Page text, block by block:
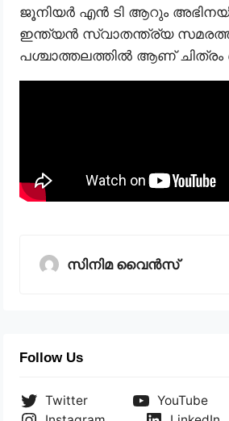
ജൂനിയർ എൻ ടി ആറും
ഇന്ത്യൻ സ്വാതന്ത്ര്യ
പശ്ചാത്തലത്തിൽ ആണ് ചിത്രം
സിനിമ വൈൻസ്
Follow Us
Twitter YouTube